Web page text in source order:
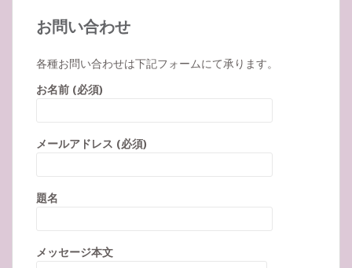
お問い合わせ
各種お問い合わせは下記フォームにて承ります。
お名前 (必須)
メールアドレス (必須)
題名
メッセージ本文